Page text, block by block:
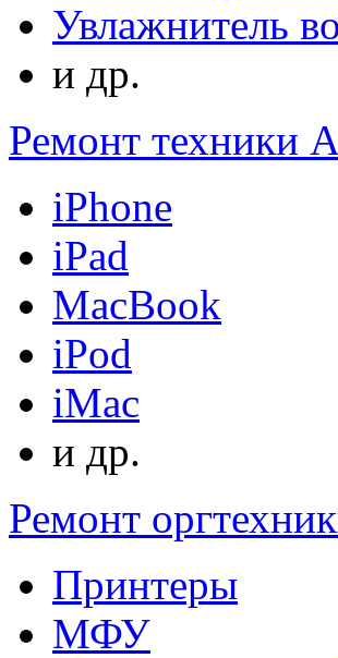
Увлажнитель
и др.
Ремонт техники
iPhone
iPad
MacBook
iPod
iMac
и др.
Ремонт
Принтеры
МФУ